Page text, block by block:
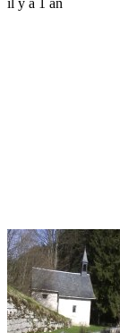
il y a 1 an